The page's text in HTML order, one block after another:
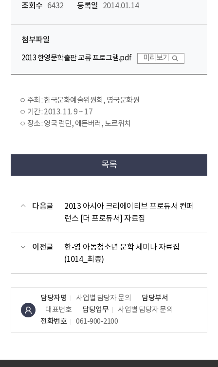
조회수 6432 등록일 2014.01.14
첨부파일
2013 한영문학출판 교류 프로그램.pdf 미리보기
ㅇ 주최 : 한국문화예술위원회, 영국문화원
ㅇ 기간 : 2013. 11. 9 ~ 17
ㅇ 장소 : 영국 런던, 에든버러, 노르위치
목록
다음글
2013 아시아 크리에이티브 프로듀서 컨퍼
런스 [더 프로듀서] 자료집
이전글
한-영 아동청소년 문학 세미나 자료집
(1014_최종)
담당자명 사업별 담당자 문의
담당부서
대표번호
담당업무
사업별 담당자 문의
전화번호
061-900-2100